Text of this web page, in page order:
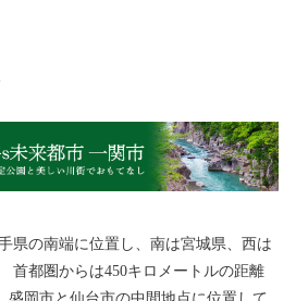
の南端に位置し、南は宮城県、西は
都圏からは450キロメートルの距離